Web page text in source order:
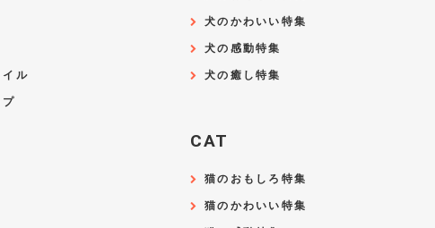
イル
プ
犬のかわいい特集
犬の感動特集
犬の癒し特集
CAT
猫のおもしろ特集
猫のかわいい特集